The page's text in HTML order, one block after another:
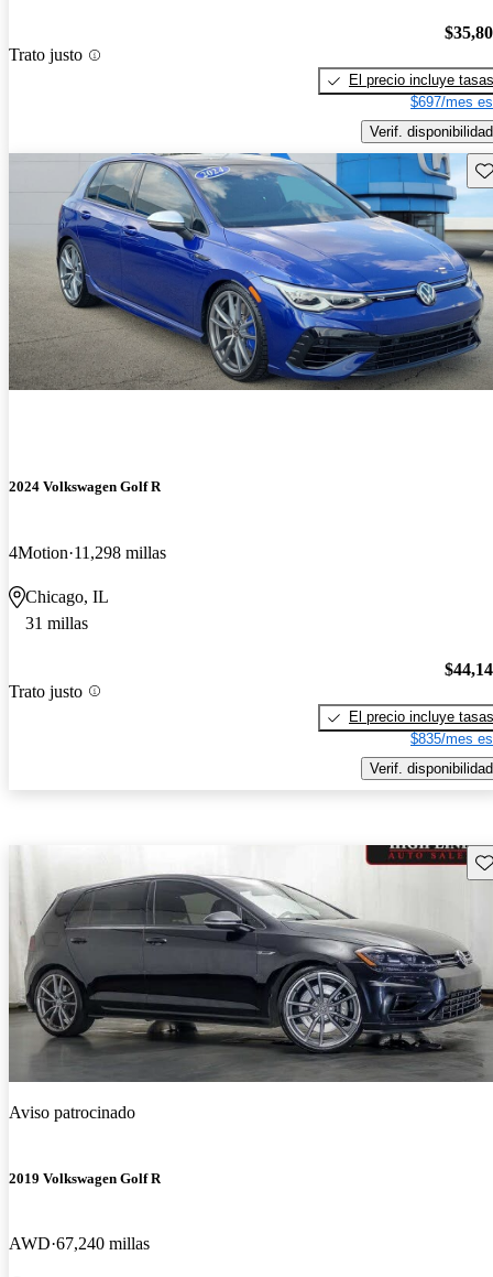
Trato justo
El precio incluye tasas
$697/mes
Verif. disponibilidad
2024 Volkswagen Golf R
4Motion 11,298 millas
Chicago, IL
31 millas
Trato justo
El precio incluye tasas
$835/mes
Verif. disponibilidad
Aviso patrocinado
2019 Volkswagen Golf R
AWD 67,240 millas